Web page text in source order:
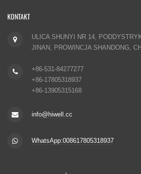
KONTAKT
ULICA SHUNYI NR 14,
JINAN, PROWINCJA SHANDONG,
+86-531-84277277
+86-17805318937
+86-13905315168
info@hiwell.cc
WhatsApp:008617805318937